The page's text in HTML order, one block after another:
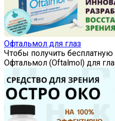
Офтальмол для глаз
Чтобы получить
Офтальмол (Oftalmol) для